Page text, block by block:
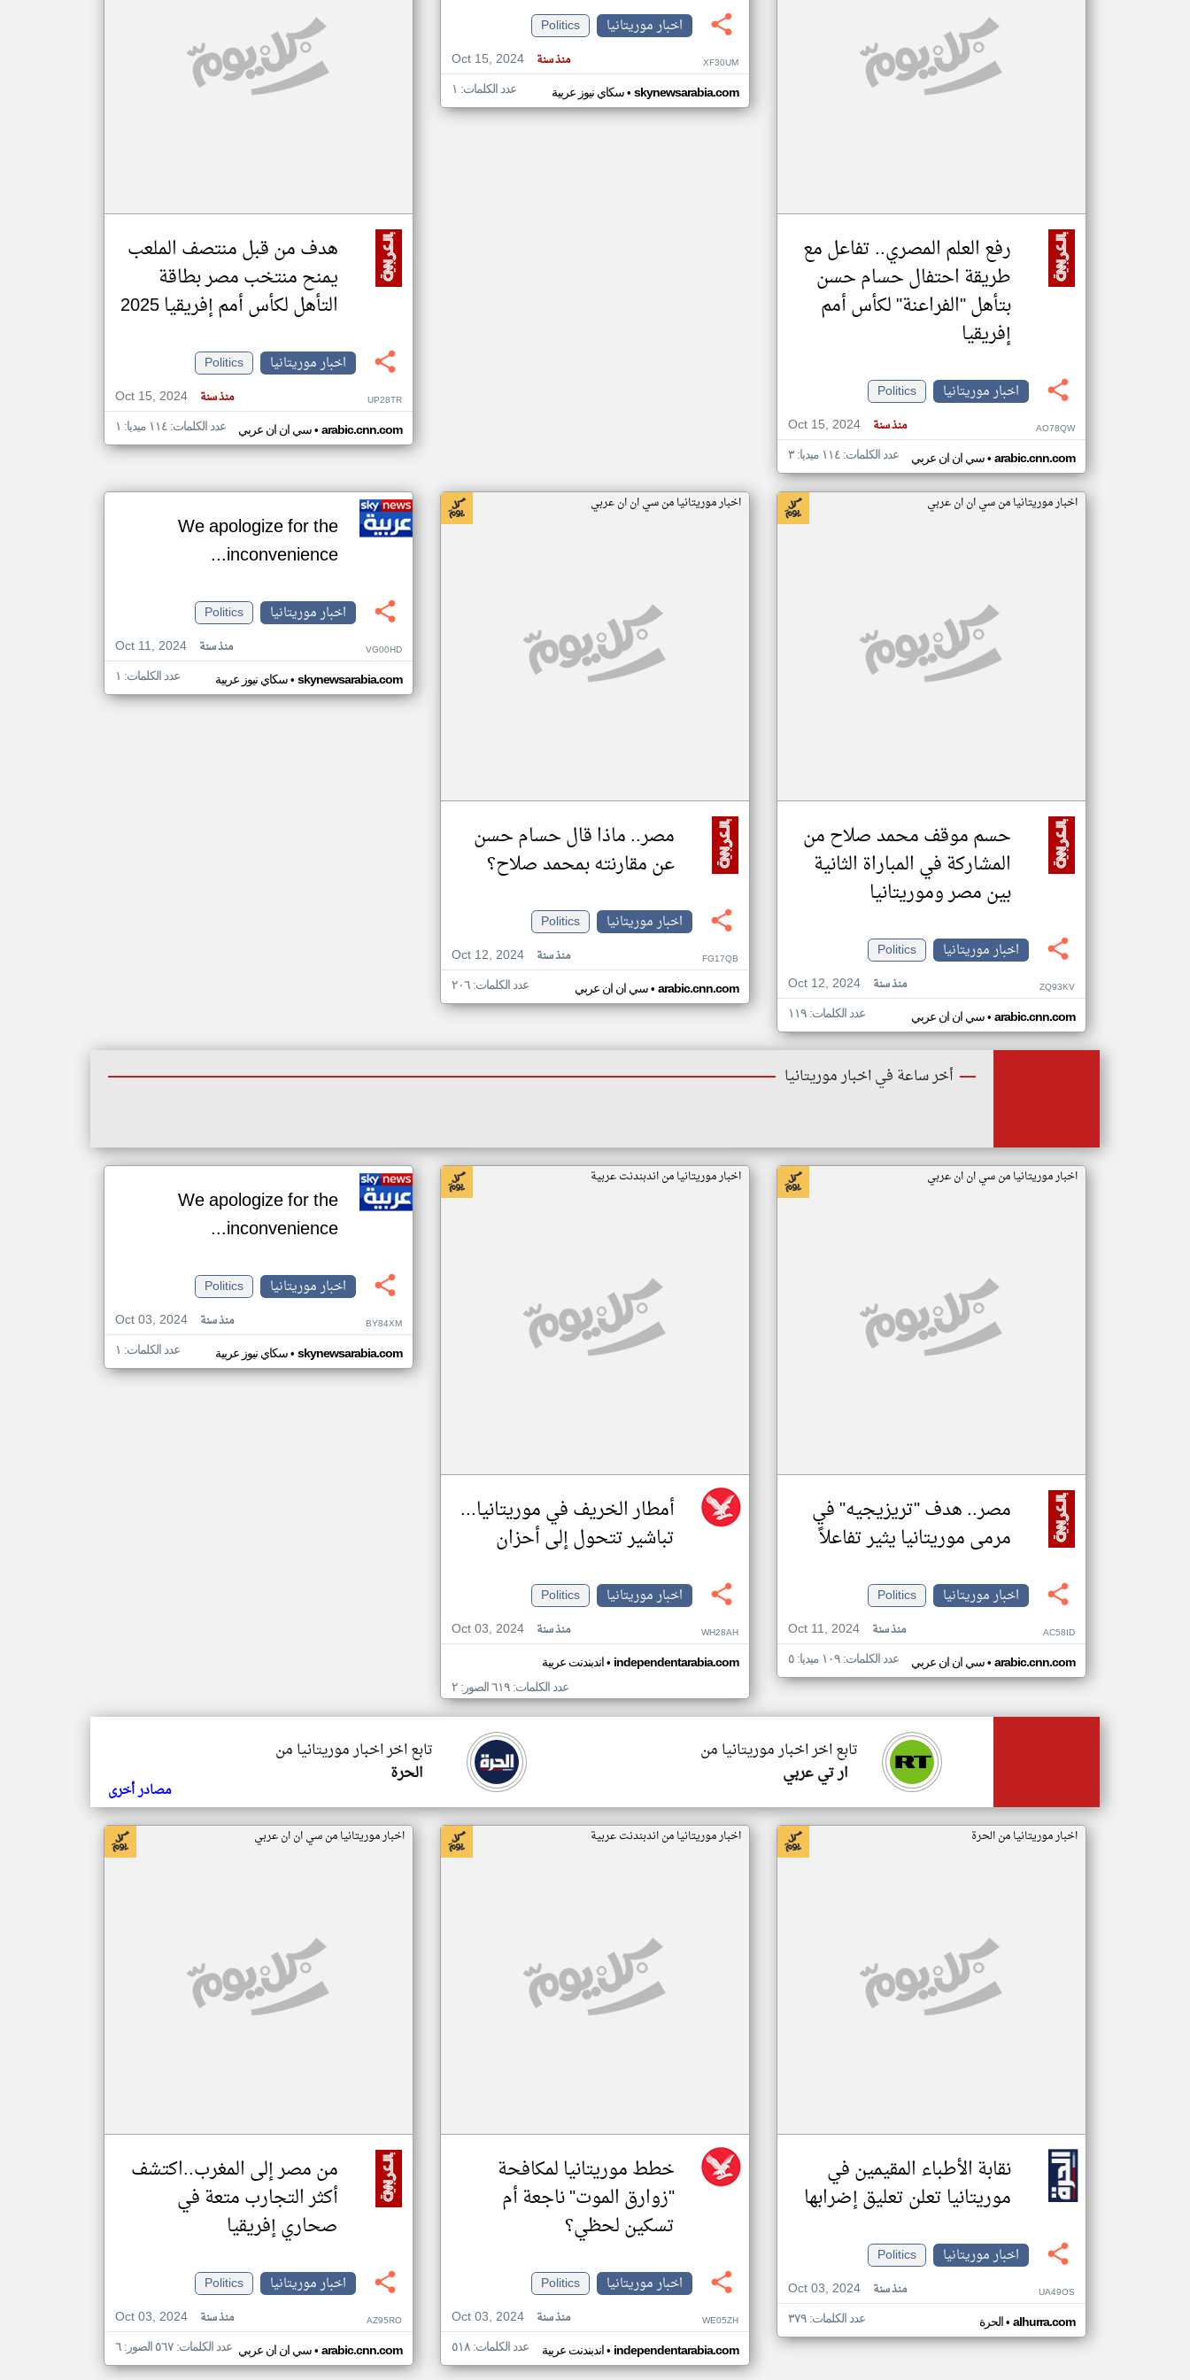
مصادر الأخبار من موريتانيا
رفع العلم المصري.. تفاعل مع
طريقة احتفال حسام حسن
بتأهل "الفراعنة" لكأس أمم
إفريقيا
اخبار موريتانيا
Politics
Oct 15, 2024
منذ سنة AO78QW
سي ان ان عربي• arabic.cnn.com عدد الكلمات: ١١٤ ميديا: ٣
اخبار موريتانيا
Politics
Oct 15, 2024
منذ سنة XF30UM
سكاي نيوز عربية• skynewsarabia.com عدد الكلمات: ١
هدف من قبل منتصف الملعب
يمنح منتخب مصر بطاقة
التأهل لكأس أمم إفريقيا 2025
اخبار موريتانيا
Politics
Oct 15, 2024
منذ سنة UP28TR
سي ان ان عربي• arabic.cnn.com عدد الكلمات: ١١٤ ميديا: ١
اخبار موريتانيا من سي ان ان عربي
حسم موقف محمد صلاح من
المشاركة في المباراة الثانية
بين مصر وموريتانيا
اخبار موريتانيا
Politics
Oct 12, 2024
منذ سنة ZQ93KV
سي ان ان عربي• arabic.cnn.com عدد الكلمات: ١١٩
اخبار موريتانيا من سي ان ان عربي
مصر.. ماذا قال حسام حسن
عن مقارنته بمحمد صلاح؟
اخبار موريتانيا
Politics
Oct 12, 2024
منذ سنة FG17QB
سي ان ان عربي• arabic.cnn.com عدد الكلمات: ٢٠٦
We apologize for the
inconvenience...
اخبار موريتانيا
Politics
Oct 11, 2024
منذ سنة VG00HD
سكاي نيوز عربية• skynewsarabia.com عدد الكلمات: ١
أخر ساعة في اخبار موريتانيا
اخبار موريتانيا من سي ان ان عربي
مصر.. هدف "تريزيجيه" في
مرمى موريتانيا يثير تفاعلاً
اخبار موريتانيا
Politics
Oct 11, 2024
منذ سنة AC58ID
سي ان ان عربي• arabic.cnn.com عدد الكلمات: ١٠٩ ميديا: ٥
اخبار موريتانيا من اندبندنت عربية
أمطار الخريف في موريتانيا...
تباشير تتحول إلى أحزان
اخبار موريتانيا
Politics
Oct 03, 2024
منذ سنة WH28AH
اندبندنت عربية• independentarabia.com
عدد الكلمات: ٦١٩ الصور: ٢
We apologize for the
inconvenience...
اخبار موريتانيا
Politics
Oct 03, 2024
منذ سنة BY84XM
سكاي نيوز عربية• skynewsarabia.com عدد الكلمات: ١
تابع اخر اخبار موريتانيا من
الحرة
تابع اخر اخبار موريتانيا من
ار تي عربي
مصادر أخرى
اخبار موريتانيا من الحرة
نقابة الأطباء المقيمين في
موريتانيا تعلن تعليق إضرابها
اخبار موريتانيا
Politics
Oct 03, 2024
منذ سنة UA49OS
الحرة• alhurra.com عدد الكلمات: ٣٧٩
اخبار موريتانيا من اندبندنت عربية
خطط موريتانيا لمكافحة
"زوارق الموت" ناجعة أم
تسكين لحظي؟
اخبار موريتانيا
Politics
Oct 03, 2024
منذ سنة WE05ZH
اندبندنت عربية• independentarabia.com عدد الكلمات: ٥١٨
اخبار موريتانيا من سي ان ان عربي
من مصر إلى المغرب..اكتشف
أكثر التجارب متعة في
صحاري إفريقيا
اخبار موريتانيا
Politics
Oct 03, 2024
منذ سنة AZ95RO
سي ان ان عربي• arabic.cnn.com عدد الكلمات: ٥٦٧ الصور: ٦